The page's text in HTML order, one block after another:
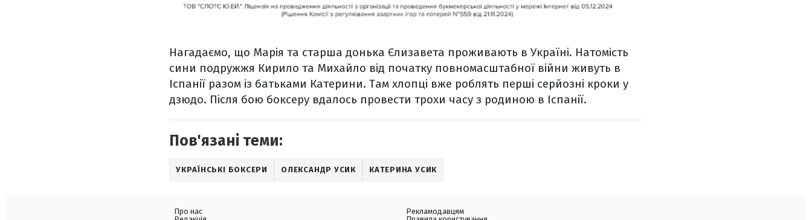
Нагадаємо, що Марія та старша донька Єлизавета проживають в Україні. Натомість
сини подружжя Кирило та Михайло від початку повномасштабної війни живуть в
Іспанії разом із батьками Катерини. Там хлопці вже роблять перші серйозні кроки у
дзюдо. Після бою боксеру вдалось провести трохи часу з родиною в Іспанії.
Пов'язані теми:
УКРАЇНСЬКІ БОКСЕРИ ОЛЕКСАНДР УСИК КАТЕРИНА УСИК
Про нас
Рекламодавцям